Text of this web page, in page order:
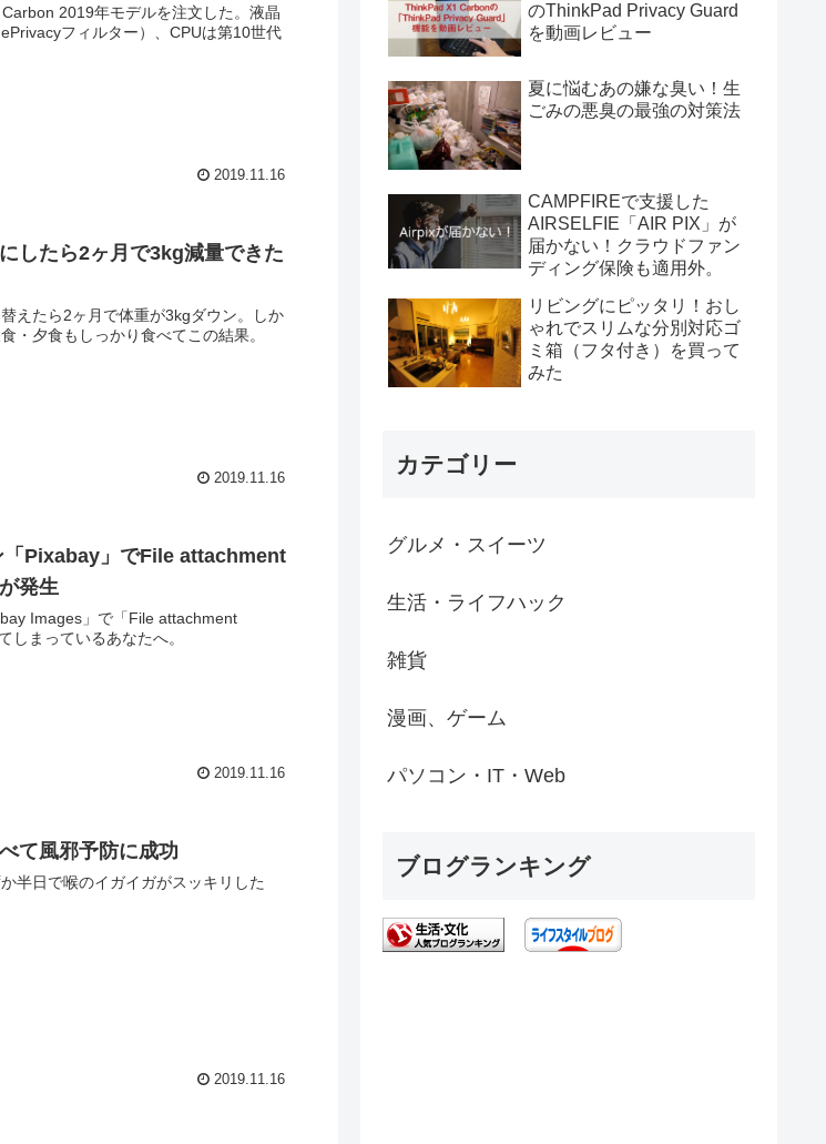
2019年モデルを注文した。液晶
フィルター）、CPUは第10世代
2019.11.16
したら2ヶ月で3kg減量できた
えたら2ヶ月で体重が3kgダウン。しか
・夕食もしっかり食べてこの結果。
2019.11.16
Pixabay」でFile attachment
発生
Images」で「File attachment
しまっているあなたへ。
2019.11.16
て風邪予防に成功
半日で喉のイガイガがスッキリした
2019.11.16
のThinkPad Privacy Guard
を動画レビュー
夏に悩むあの嫌な臭い！生
ごみの悪臭の最強の対策法
CAMPFIREで支援した
AIRSELFIE「AIR PIX」が
届かない！クラウドファン
ディング保険も適用外。
リビングにピッタリ！おし
ゃれでスリムな分別対応ゴ
ミ箱（フタ付き）を買って
みた
カテゴリー
グルメ・スイーツ
生活・ライフハック
雑貨
漫画、ゲーム
パソコン・IT・Web
ブログランキング